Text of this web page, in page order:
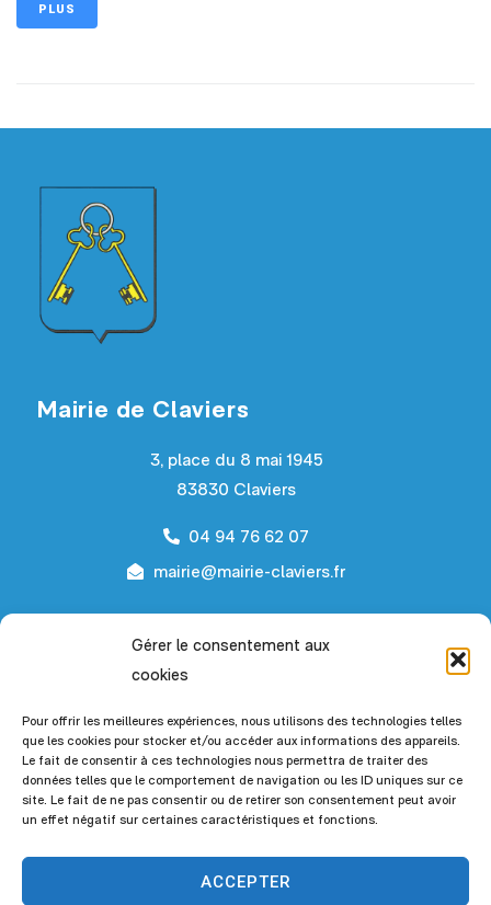
Gérer le consentement aux
cookies
Pour offrir les meilleures expériences, nous utilisons des technologies telles
que les cookies pour stocker et/ou accéder aux informations des appareils.
Le fait de consentir à ces technologies nous permettra de traiter des
données telles que le comportement de navigation ou les ID uniques sur ce
site. Le fait de ne pas consentir ou de retirer son consentement peut avoir
un effet négatif sur certaines caractéristiques et fonctions.
ACCEPTER
PLUS
Mairie de Claviers
3, place du 8 mai 1945
83830 Claviers
04 94 76 62 07
mairie@mairie-claviers.fr
Horaires d’ouverture
18h00
Du mercredi au vendredi :de 9h00 à 12h00
Le 1er et 3ème samedi du mois :de 9h00 à